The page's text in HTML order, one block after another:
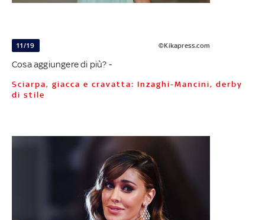
11/19 ©Kikapress.com
Cosa aggiungere di più? -
Sciarpa, giacca e cravatta: Inzaghi-Mancini, derby
di stile